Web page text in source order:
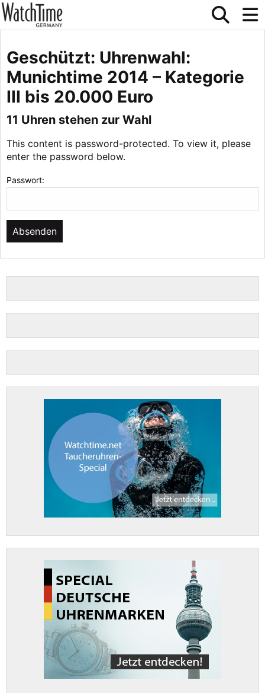
Geschützt: Uhrenwahl:
Munichtime 2014 – Kategorie
III bis 20.000 Euro
11 Uhren stehen zur Wahl
This content is password-protected. To view it, please
enter the password below.
Passwort: